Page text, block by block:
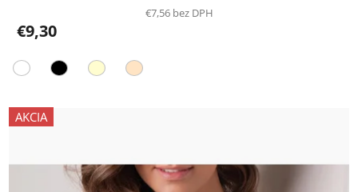
€7,56 bez DPH
€9,30
AKCIA